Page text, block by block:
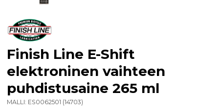
Finish Line E-Shift
elektroninen vaihteen
puhdistusaine 265 ml
MALLI: ES0062501 (14703)